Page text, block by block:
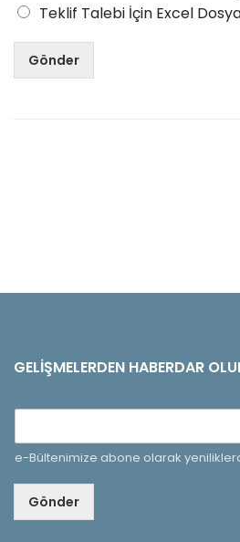
Teklif Talebi İçin Excel
Gönder
GELIŞMELERDEN HABERDAR
e-Bültenimize abone olarak
Gönder